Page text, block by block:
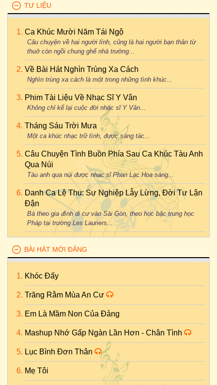
TƯ LIỆU
Ca Khúc Mười Năm Tái Ngộ
Câu chuyện về hai người lính, cũng là hai người bạn thân từ
thuở còn ngồi chung ghế nhà trường...
Về Bài Hát Nghìn Trùng Xa Cách
Nghìn trùng xa cách là một trong những tình khúc...
Phim Tài Liệu Về Nhạc Sĩ Y Vân
Không chỉ kể lại cuộc đời nhạc sĩ Y Vân...
Tháng Sáu Trời Mưa
Một ca khúc nhạc trữ tình, được sáng tác...
Câu Chuyện Tình Buồn Phía Sau Ca Khúc Tàu Anh
Qua Núi
Tàu anh qua núi được nhạc sĩ Phan Lạc Hoa sáng...
Danh Ca Lệ Thu: Sự Nghiệp Lẫy Lừng, Đời Tư Lận
Đận
Bà theo gia đình di cư vào Sài Gòn, theo học bậc trung học
Pháp tại trường Les Lauriers...
BÀI HÁT MỚI ĐĂNG
Khóc Đấy
Trăng Rằm Mùa An Cư
Em Là Mầm Non Của Đảng
Mashup Nhớ Gấp Ngàn Lần Hơn - Chân Tình
Lục Bình Đơn Thân
Mẹ Tôi